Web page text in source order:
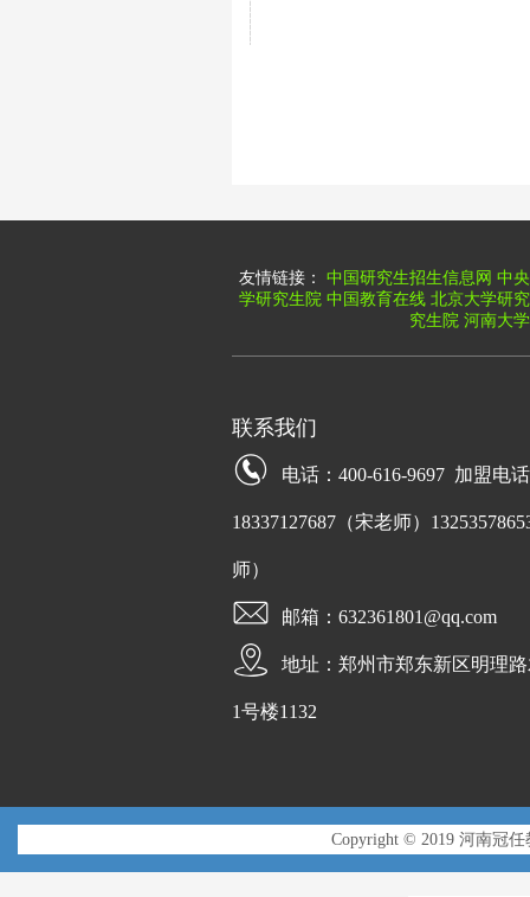
友情链接： 中国研究生招生信息网 中
学研究生院 中国教育在线 北京大学研
究生院 河南大
联系我们
电话：400-616-9697 加盟电
18337127687（宋老师）
师）
邮箱：632361801@qq.com
地址：郑州市郑东新区明理
1号楼1132
Copyright © 2019 河南冠任